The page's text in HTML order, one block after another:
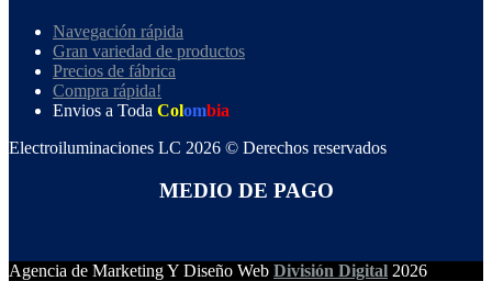
Navegación rápida
Gran variedad de productos
Precios de fábrica
Compra rápida!
Envios a Toda Colombia
Electroiluminaciones LC 2026 © Derechos reservados
MEDIO DE PAGO
Agencia de Marketing Y Diseño Web División Digital 2026